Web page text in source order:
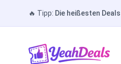
🔥 Tipp: Die heißesten